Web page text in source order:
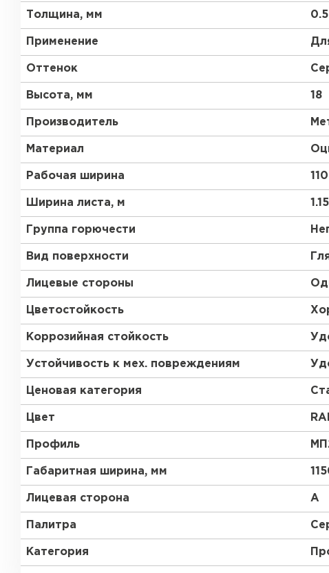
RAL 9010
RR 29
RR 750 без покрытия
Толщина, мм 0.5
Применение
Оттенок
Высота, мм 18
Производитель
Материал
Рабочая ширина
Ширина листа, м 1.15
Группа горючести
Вид поверхности
Лицевые стороны
Цветостойкость
Коррозийная стойкость
Устойчивость к мех. повреждениям
Ценовая категория
Цвет
Профиль
Габаритная ширина, мм
Лицевая сторона A
Палитра
Категория
ПЕРЕЙТИ